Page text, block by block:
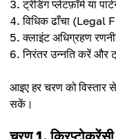
ट्रेडिंग प्लेटफ़ॉर्म या
विधिक ढाँचा (Legal
क्लाइंट अधिग्रहण
निरंतर उन्नति करें
आइए हर चरण को
सकें।